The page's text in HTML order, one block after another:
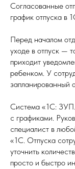
Согласованные
график отпуска в
Перед началом
уходе в отпуск —
приходит
ребенком. У
запланированный
Система «1C:
с графиками.
специалист в
«1С. Отпуска
уточнить
просто и быстро